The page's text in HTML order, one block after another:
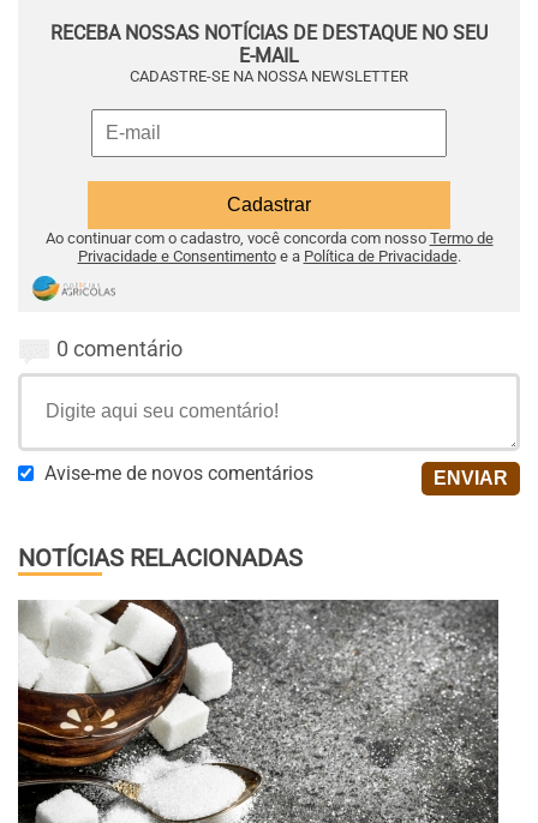
RECEBA NOSSAS NOTÍCIAS DE DESTAQUE NO SEU
E-MAIL
CADASTRE-SE NA NOSSA NEWSLETTER
Ao continuar com o cadastro, você concorda com nosso Termo de
Privacidade e Consentimentoe a Política de Privacidade.
0 comentário
Avise-me de novos comentários
NOTÍCIAS RELACIONADAS